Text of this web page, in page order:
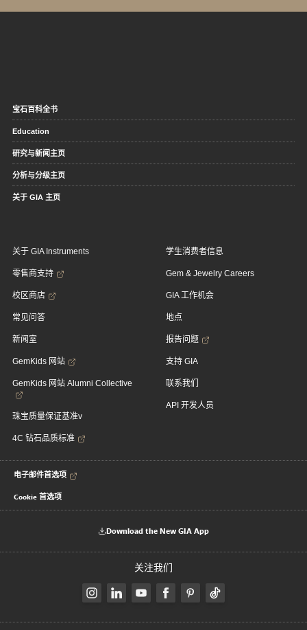
宝石百科全书
Education
研究与新闻主页
分析与分级主页
关于 GIA 主页
关于 GIA Instruments
零售商支持
校区商店
常见问答
新闻室
GemKids 网站
GemKids 网站 Alumni Collective
珠宝质量保证基准v
4C 钻石品质标准
学生消费者信息
Gem & Jewelry Careers
GIA 工作机会
地点
报告问题
支持 GIA
联系我们
API 开发人员
电子邮件首选项
Cookie 首选项
Download the New GIA App
关注我们